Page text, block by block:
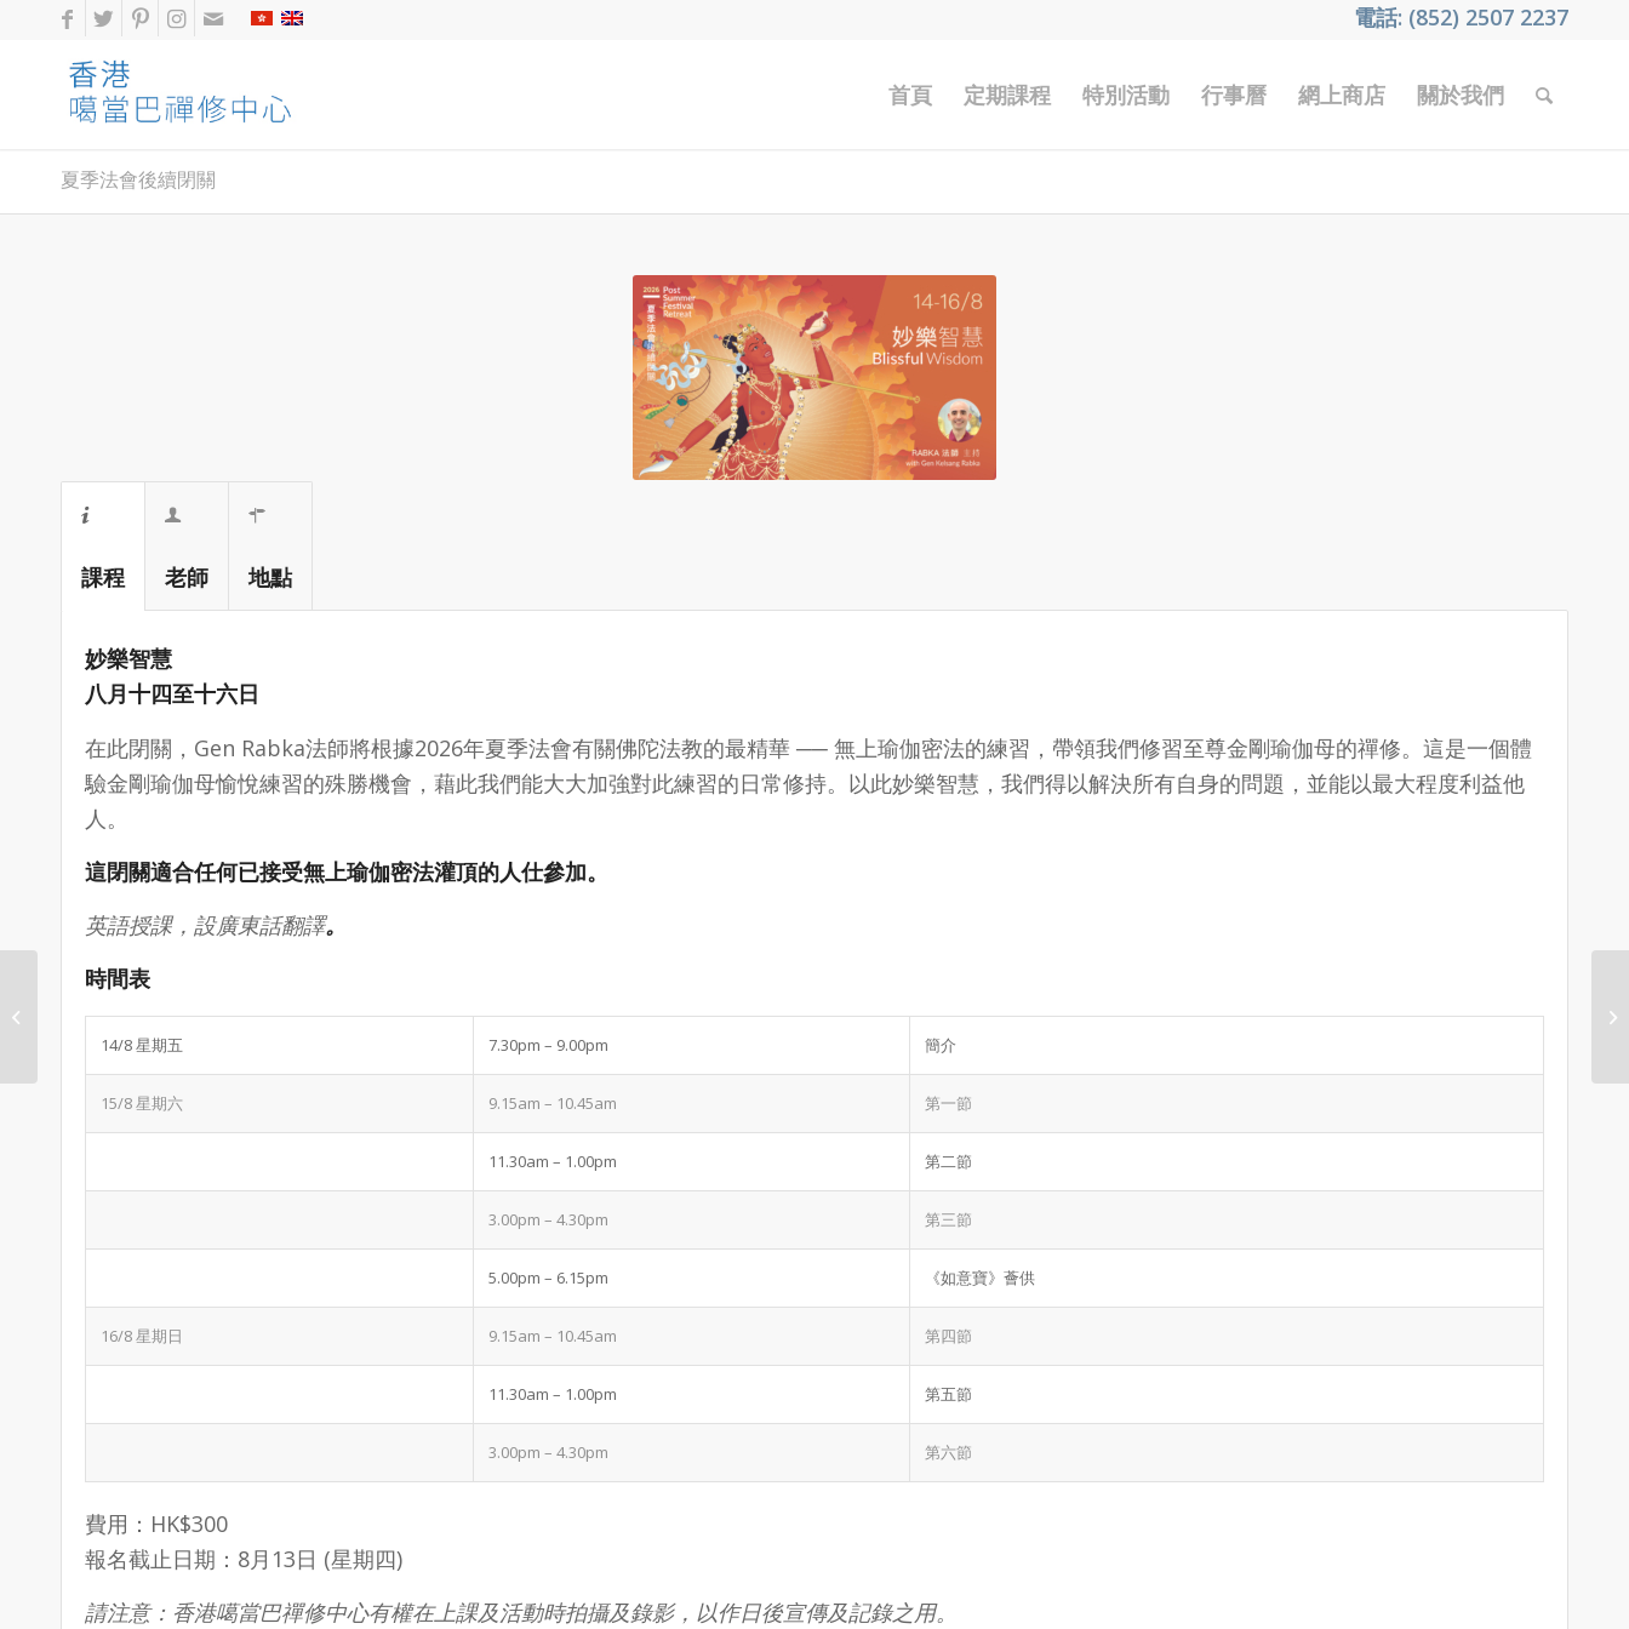
電話: (852) 2507 2237
首頁 定期課程 特別活動 行事曆 網上商店 關於我們
夏季法會後續閉關
課程 老師 地點
妙樂智慧
八月十四至十六日
在此閉關，Gen Rabka法師將根據2026年夏季法會有關佛陀法教的最精華 ── 無上瑜伽密法的練習，帶領我們修習至尊金剛瑜伽母的禪修。這是一個體
驗金剛瑜伽母愉悅練習的殊勝機會，藉此我們能大大加強對此練習的日常修持。以此妙樂智慧，我們得以解決所有自身的問題，並能以最大程度利益他
人。
這閉關適合任何已接受無上瑜伽密法灌頂的人仕參加。
英語授課，設廣東話翻譯。
時間表
14/8 星期五 7.30pm – 9.00pm 簡介
15/8 星期六 9.15am – 10.45am 第一節
11.30am – 1.00pm 第二節
3.00pm – 4.30pm 第三節
5.00pm – 6.15pm 《如意寶》薈供
16/8 星期日 9.15am – 10.45am 第四節
11.30am – 1.00pm 第五節
3.00pm – 4.30pm 第六節
費用：HK$300
報名截止日期：8月13日 (星期四)
請注意：香港噶當巴禪修中心有權在上課及活動時拍攝及錄影，以作日後宣傳及記錄之用。